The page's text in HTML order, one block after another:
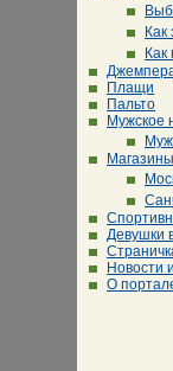
Как
Как
Плащи
Пальто
Мужское
Девушки
Новости
О